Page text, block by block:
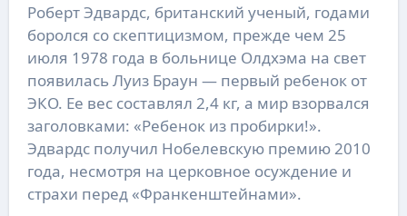
Роберт Эдвардс, британский ученый, годами
боролся со скептицизмом, прежде чем 25
июля 1978 года в больнице Олдхэма на свет
появилась Луиз Браун — первый ребенок от
ЭКО. Ее вес составлял 2,4 кг, а мир взорвался
заголовками: «Ребенок из пробирки!».
Эдвардс получил Нобелевскую премию 2010
года, несмотря на церковное осуждение и
страхи перед «Франкенштейнами».